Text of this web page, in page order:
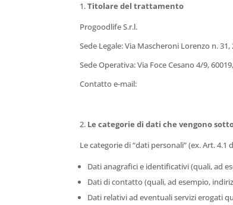
Titolare del trattamento
Progoodlife S.r.l.
Sede Legale: Via Mascheroni Lorenzo n.
Sede Operativa: Via Foce Cesano 4/9,
Contatto e-mail:
Le categorie di dati che vengono
Le categorie di “dati personali” (ex. Art.
Dati anagrafici e identificativi (quali, ad
Dati di contatto (quali, ad esempio,
Dati relativi ad eventuali servizi erogati